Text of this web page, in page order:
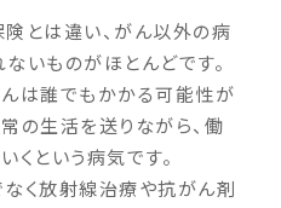
とは違い、がん以外の病
いものがほとんどです。
は誰でもかかる可能性が
の生活を送りながら、働
くという病気です。
く放射線治療や抗がん剤